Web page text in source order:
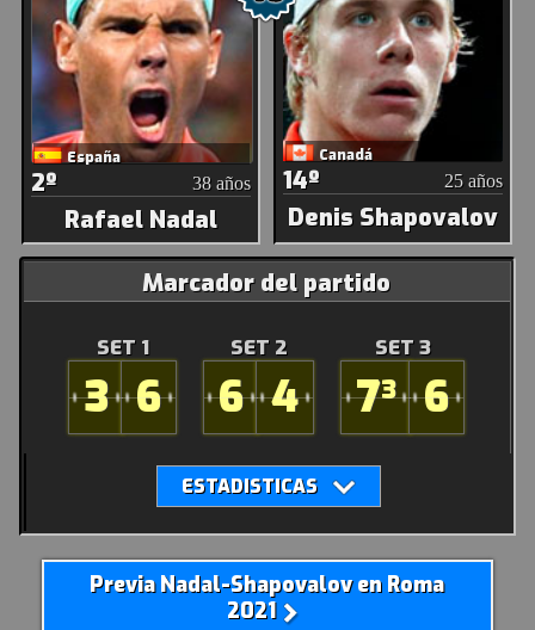
España
2º 38 años
Rafael Nadal
Canadá
14º 25 años
Denis Shapovalov
Marcador del partido
SET 1
3 6
SET 2
6 4
SET 3
73 6
Previa Nadal-Shapovalov en Roma
2021